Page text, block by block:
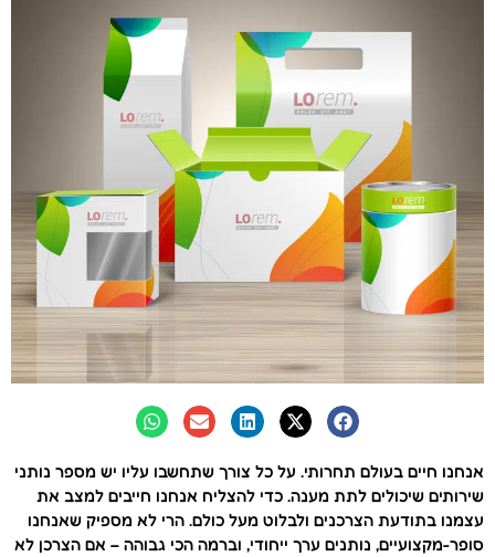
אנחנו חיים בעולם תחרותי. על כל צורך שתחשבו עליו יש מספר נותני
שירותים שיכולים לתת מענה. כדי להצליח אנחנו חייבים למצב את
עצמנו בתודעת הצרכנים ולבלוט מעל כולם. הרי לא מספיק שאנחנו
סופר-מקצועיים, נותנים ערך ייחודי, וברמה הכי גבוהה – אם הצרכן לא